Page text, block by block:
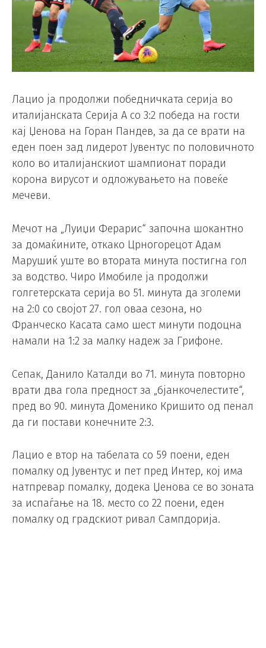
Лацио ја продолжи победничката серија во
италијанската Серија А со 3:2 победа на гости
кај Џенова на Горан Пандев, за да се врати на
еден поен зад лидерот Јувентус по половичното
коло во италијанскиот шампионат поради
корона вирусот и одложувањето на повеќе
мечеви.
Мечот на „Луиџи Ферарис“ започна шокантно
за домаќините, откако Црногорецот Адам
Марушиќ уште во втората минута постигна гол
за водство. Чиро Имобиле ја продолжи
голгетерската серија во 51. минута да зголеми
на 2:0 со својот 27. гол оваа сезона, но
Франческо Касата само шест минути подоцна
намали на 1:2 за малку надеж за Грифоне.
Сепак, Данило Каталди во 71. минута повторно
врати два гола предност за „бјанкочелестите“,
пред во 90. минута Доменико Кришито од пенал
да ги постави конечните 2:3.
Лацио е втор на табелата со 59 поени, еден
помалку од Јувентус и пет пред Интер, кој има
натпревар помалку, додека Џенова се во зоната
за испаѓање на 18. место со 22 поени, еден
помалку од градскиот ривал Сампдорија.